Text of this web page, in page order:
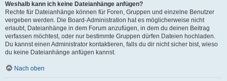
Weshalb kann ich keine Dateianhänge anfügen?
Rechte für Dateianhänge können für Foren, Gruppen und einzelne Benutzer
vergeben werden. Die Board-Administration hat es möglicherweise nicht
erlaubt, Dateianhänge in dem Forum anzufügen, in dem du deinen Beitrag
verfassen möchtest, oder nur bestimmte Gruppen dürfen Dateien hochladen.
Du kannst einen Administrator kontaktieren, falls du dir nicht sicher bist, wieso
du keine Dateianhänge anfügen kannst.
Nach oben